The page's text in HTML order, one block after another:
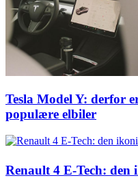
Tesla Model Y: derfor
populære elbiler
Renault 4 E-Tech: den